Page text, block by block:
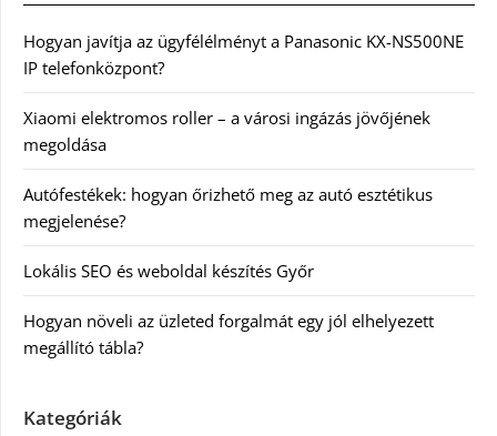
Hogyan javítja az ügyfélélményt a Panasonic KX-NS500NE
IP telefonközpont?
Xiaomi elektromos roller – a városi ingázás jövőjének
megoldása
Autófestékek: hogyan őrizhető meg az autó esztétikus
megjelenése?
Lokális SEO és weboldal készítés Győr
Hogyan növeli az üzleted forgalmát egy jól elhelyezett
megállító tábla?
Kategóriák